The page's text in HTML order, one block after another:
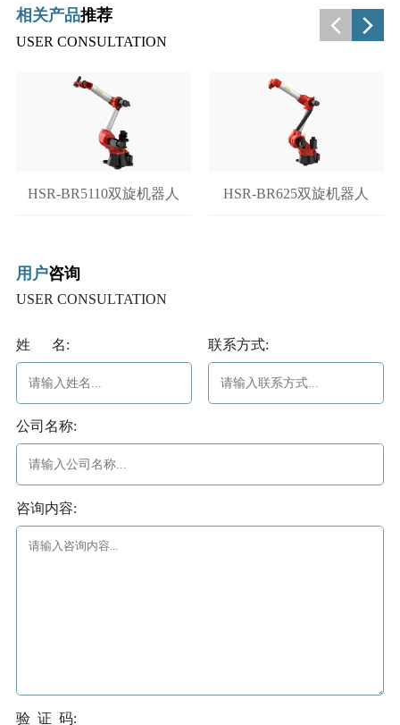
相关产品推荐
USER CONSULTATION
HSR-BR5110双旋机器人 HSR-BR625双旋机器人
用户咨询
USER CONSULTATION
姓 名: 联系方式:
公司名称:
咨询内容:
验 证 码: